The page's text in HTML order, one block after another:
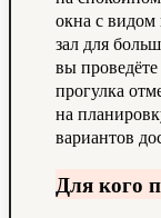
окна с
зал для
вы
прогулка
на
вариантов
Для кого